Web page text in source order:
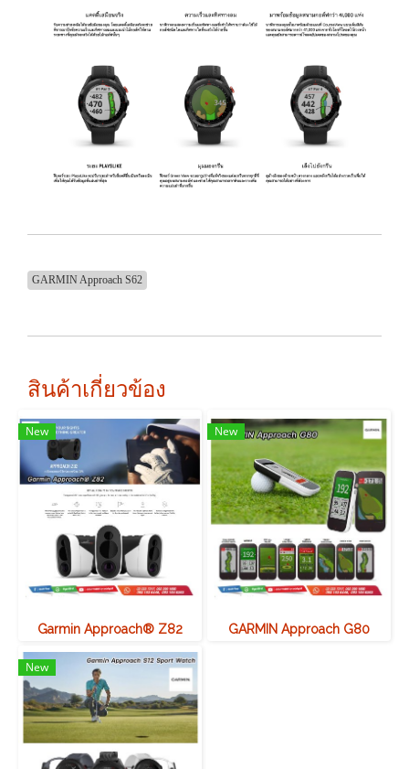
GARMIN Approach S62
สินค้าเกี่ยวข้อง
New
Garmin Approach® Z82
New
GARMIN Approach G80
New